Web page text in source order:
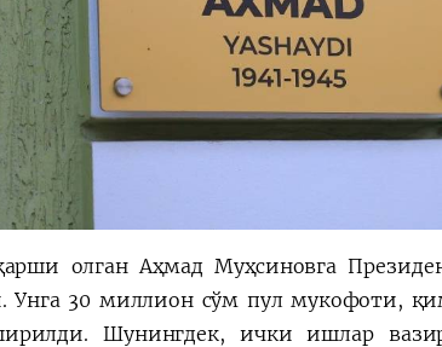
олган Аҳмад Муҳсиновга
Унга 30 миллион сўм пул мукофоти,
Шунингдек, ички ишлар